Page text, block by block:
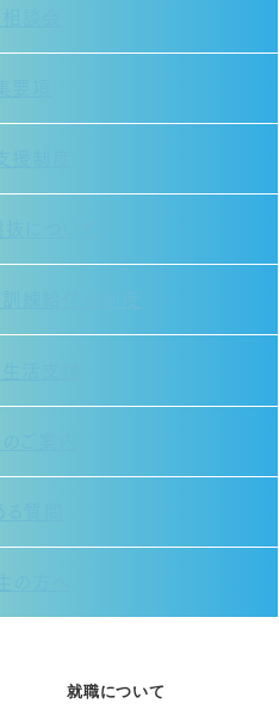
談会
援制度
について
練給付金制度
活支援
ご案内
る質問
の方へ
就職について